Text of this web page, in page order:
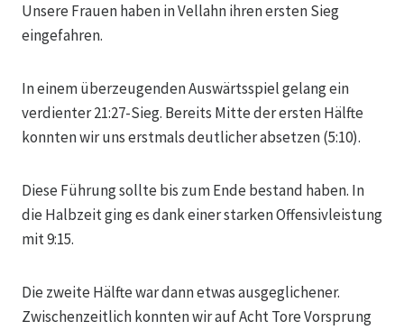
Unsere Frauen haben in Vellahn ihren ersten Sieg
eingefahren.
In einem überzeugenden Auswärtsspiel gelang ein
verdienter 21:27-Sieg. Bereits Mitte der ersten Hälfte
konnten wir uns erstmals deutlicher absetzen (5:10).
Diese Führung sollte bis zum Ende bestand haben. In
die Halbzeit ging es dank einer starken Offensivleistung
mit 9:15.
Die zweite Hälfte war dann etwas ausgeglichener.
Zwischenzeitlich konnten wir auf Acht Tore Vorsprung